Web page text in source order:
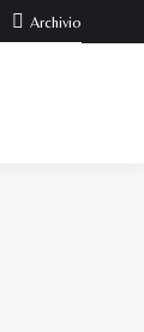
Archivio